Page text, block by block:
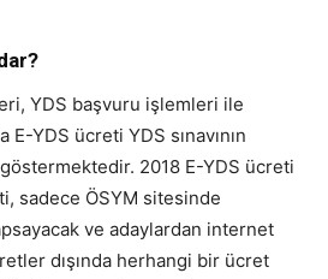
YDS başvuru işlemleri ile
E-YDS ücreti YDS sınavının
2018 E-YDS ücreti
sadece ÖSYM sitesinde
ve adaylardan internet
dışında herhangi bir ücret